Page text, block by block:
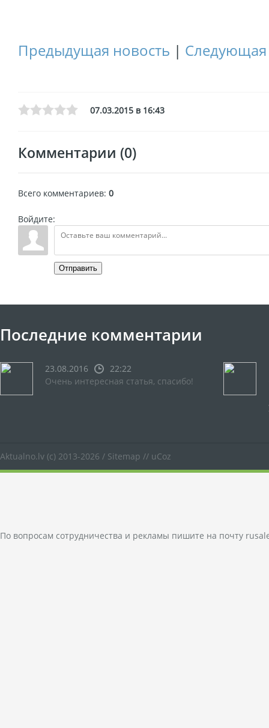
Предыдущая новость | Следующая
07.03.2015 в 16:43
Комментарии (0)
Всего комментариев: 0
Войдите:
Отправить
Последние комментарии
23.08.2016
22:22
Очень интересная статья, спасибо!
Aktualno.lv (c) 2013-2026 / Sitemap // uCoz
По вопросам сотрудничества и рекламы пишите на почту